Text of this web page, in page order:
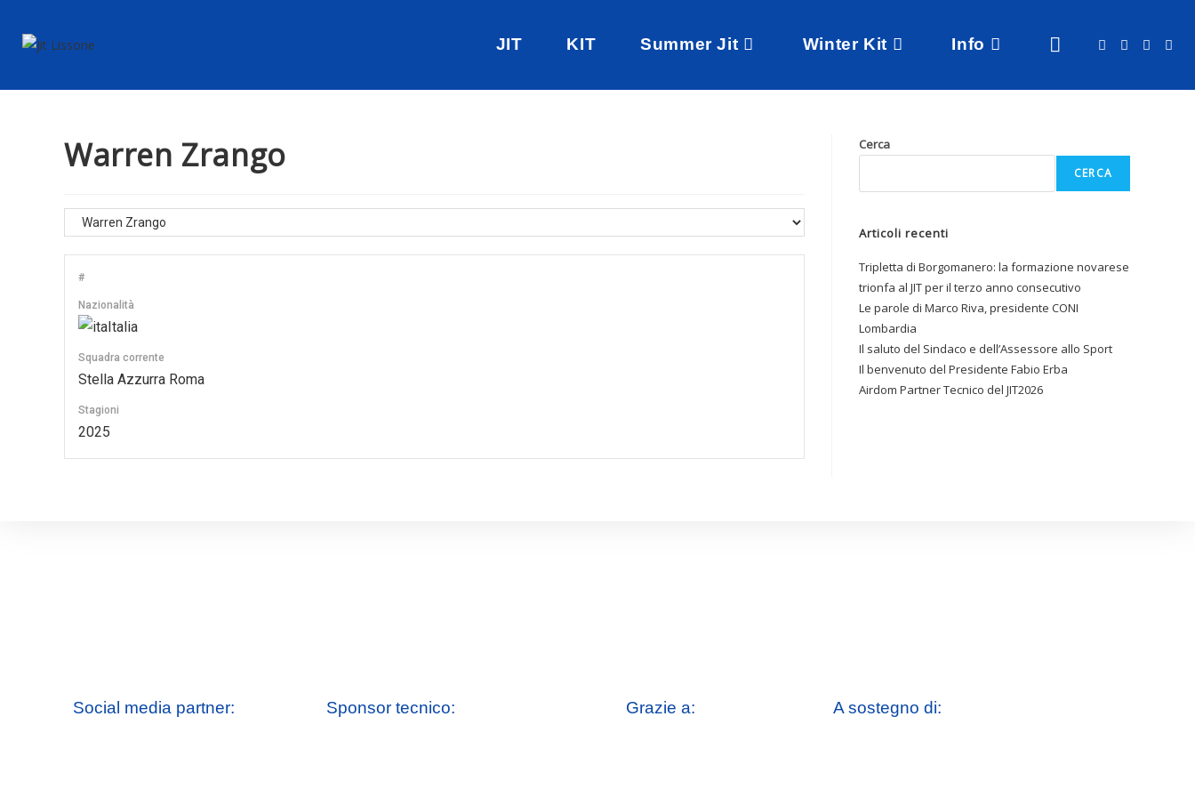
JIT KIT Summer Jit Winter Kit Info
Warren Zrango
#
Nazionalità
Italia
Squadra corrente
Stella Azzurra Roma
Stagioni
2025
Cerca
CERCA
Articoli recenti
Tripletta di Borgomanero: la formazione novarese
trionfa al JIT per il terzo anno consecutivo
Le parole di Marco Riva, presidente CONI
Lombardia
Il saluto del Sindaco e dell’Assessore allo Sport
Il benvenuto del Presidente Fabio Erba
Airdom Partner Tecnico del JIT2026
Social media partner: Sponsor tecnico: Grazie a: A sostegno di: